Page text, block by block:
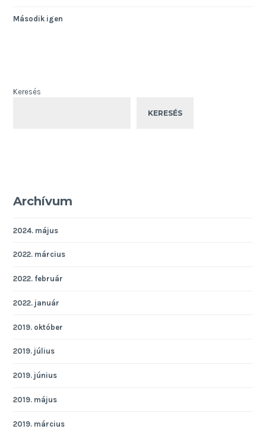
Második igen
Keresés
KERESÉS
Archívum
2024. május
2022. március
2022. február
2022. január
2019. október
2019. július
2019. június
2019. május
2019. március